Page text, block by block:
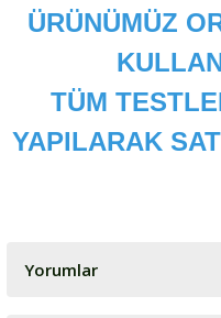
ÜRÜNÜMÜZ
TÜM
YAPILARAK
Yorumlar